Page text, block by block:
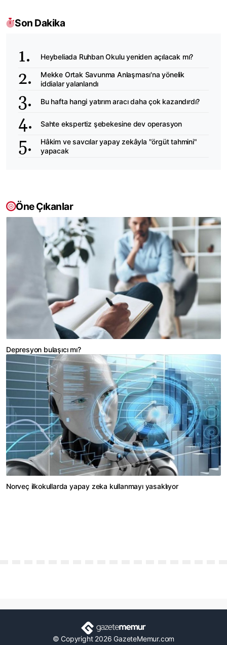
Son Dakika
Heybeliada Ruhban Okulu yeniden açılacak mı?
Mekke Ortak Savunma Anlaşması'na yönelik
iddialar yalanlandı
Bu hafta hangi yatırım aracı daha çok kazandırdı?
Sahte ekspertiz şebekesine dev operasyon
Hâkim ve savcılar yapay zekâyla "örgüt tahmini"
yapacak
Öne Çıkanlar
Depresyon bulaşıcı mı?
Norveç ilkokullarda yapay zeka kullanmayı yasaklıyor
© Copyright 2026 GazeteMemur.com